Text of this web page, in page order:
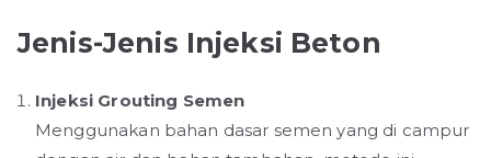
Jenis-Jenis Injeksi Beton
Injeksi Grouting Semen
Menggunakan bahan dasar semen yang di campur